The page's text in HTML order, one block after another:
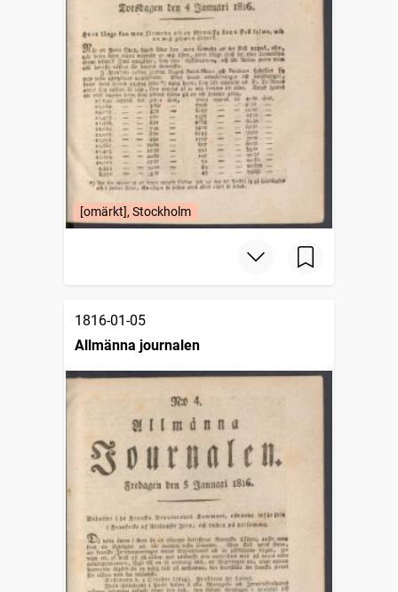
[omärkt], Stockholm
1816-01-05
Allmänna journalen